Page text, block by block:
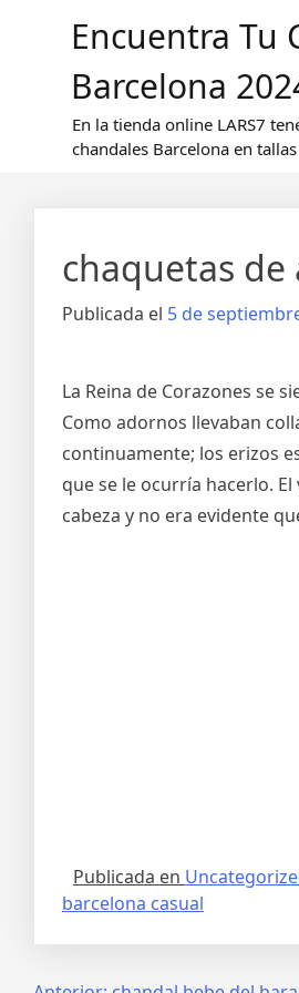
Encuentra Tu
Barcelona
En la tienda online LARS7
chandales Barcelona en
chaquetas de
Publicada el 5 de
La Reina de Corazones se
Como adornos llevaban
continuamente; los erizos
que se le ocurría hacerlo.
cabeza y no era evidente
Publicada en
barcelona casual